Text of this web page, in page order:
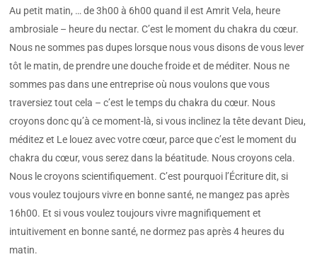
Au petit matin, … de 3h00 à 6h00 quand il est Amrit Vela, heure
ambrosiale – heure du nectar. C’est le moment du chakra du cœur.
Nous ne sommes pas dupes lorsque nous vous disons de vous lever
tôt le matin, de prendre une douche froide et de méditer. Nous ne
sommes pas dans une entreprise où nous voulons que vous
traversiez tout cela – c’est le temps du chakra du cœur. Nous
croyons donc qu’à ce moment-là, si vous inclinez la tête devant Dieu,
méditez et Le louez avec votre cœur, parce que c’est le moment du
chakra du cœur, vous serez dans la béatitude. Nous croyons cela.
Nous le croyons scientifiquement. C’est pourquoi l’Écriture dit, si
vous voulez toujours vivre en bonne santé, ne mangez pas après
16h00. Et si vous voulez toujours vivre magnifiquement et
intuitivement en bonne santé, ne dormez pas après 4 heures du
matin.